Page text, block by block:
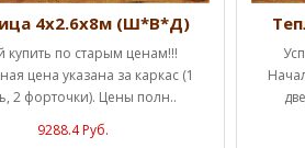
4х2.6х8м (Ш*В*Д)
купить по старым ценам!!!
цена указана за каркас (1
2 форточки). Цены полн..
9288.4 Руб.